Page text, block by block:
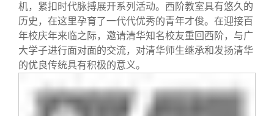
联系我们
机，紧扣时代脉搏展开系列活动。西阶教室具有悠久的
历史，在这里孕育了一代代优秀的青年才俊。在迎接百
年校庆年来临之际，邀请清华知名校友重回西阶，与广
大学子进行面对面的交流，对清华师生继承和发扬清华
的优良传统具有积极的意义。